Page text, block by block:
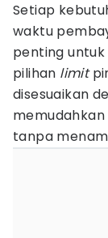
Setiap
waktu
penting
pilihan limit
disesuaikan
tanpa